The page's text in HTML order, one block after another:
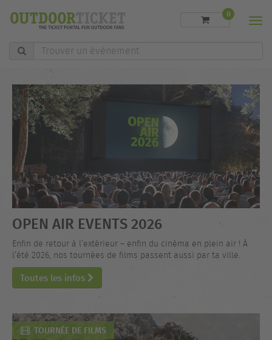
Trouver
0
OPEN AIR EVENTS 2026
Enfin de retour à l’extérieur – enfin du cinéma en plein air ! À
l’été 2026, nos tournées de films passent aussi par ta ville.
Toutes les infos
TOURNÉE DE FILMS